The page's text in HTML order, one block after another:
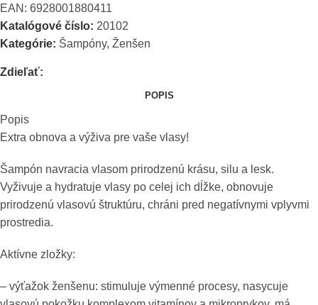
EAN: 6928001880411
Katalógové číslo: 20102
Kategórie: Šampóny, Ženšen
Zdieľať:
POPIS
Popis
Extra obnova a výživa pre vaše vlasy!
Šampón navracia vlasom prirodzenú krásu, silu a lesk.
Vyživuje a hydratuje vlasy po celej ich dĺžke, obnovuje
prirodzenú vlasovú štruktúru, chráni pred negatívnymi vplyvmi
prostredia.
Aktívne zložky:
– výťažok ženšenu: stimuluje výmenné procesy, nasycuje